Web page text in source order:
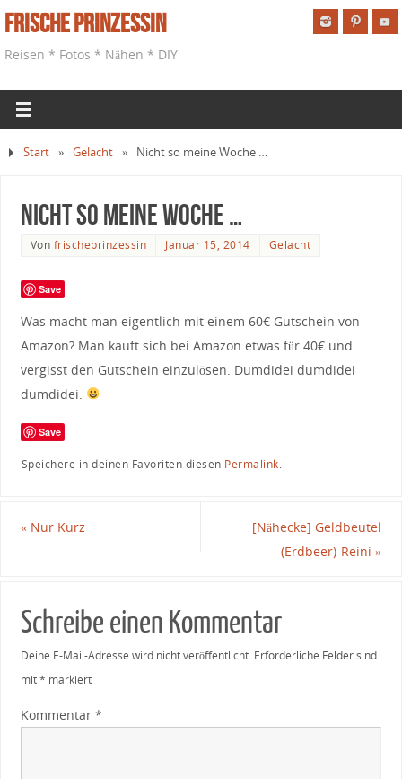
Frische Prinzessin
Reisen * Fotos * Nähen * DIY
Start » Gelacht » Nicht so meine Woche …
Nicht so meine Woche …
Von frischeprinzessin Januar 15, 2014 Gelacht
Save
Was macht man eigentlich mit einem 60€ Gutschein von
Amazon? Man kauft sich bei Amazon etwas für 40€ und
vergisst den Gutschein einzulösen. Dumdidei dumdidei
dumdidei.
Save
Speichere in deinen Favoriten diesen Permalink.
«Nur Kurz
[Nähecke] Geldbeutel
(Erdbeer)-Reini»
Schreibe einen Kommentar
Deine E-Mail-Adresse wird nicht veröffentlicht. Erforderliche Felder sind
mit* markiert
Kommentar *